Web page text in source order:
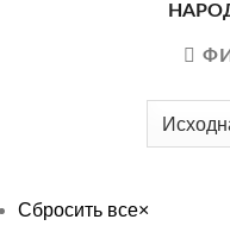
Сбросить все×